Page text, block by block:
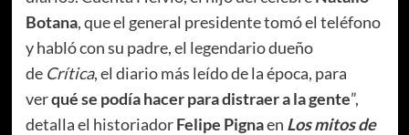
Botana, que el general presidente tomó el teléfono
y habló con su padre, el legendario dueño
de Crítica, el diario más leído de la época, para
verqué se podía hacer para distraer a la gente”,
detalla el historiadorFelipe Pignaen Los mitos de